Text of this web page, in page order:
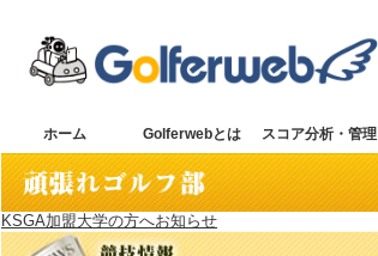
ホーム Golferwebとは スコア分析・管理
KSGA加盟大学の方へお知らせ